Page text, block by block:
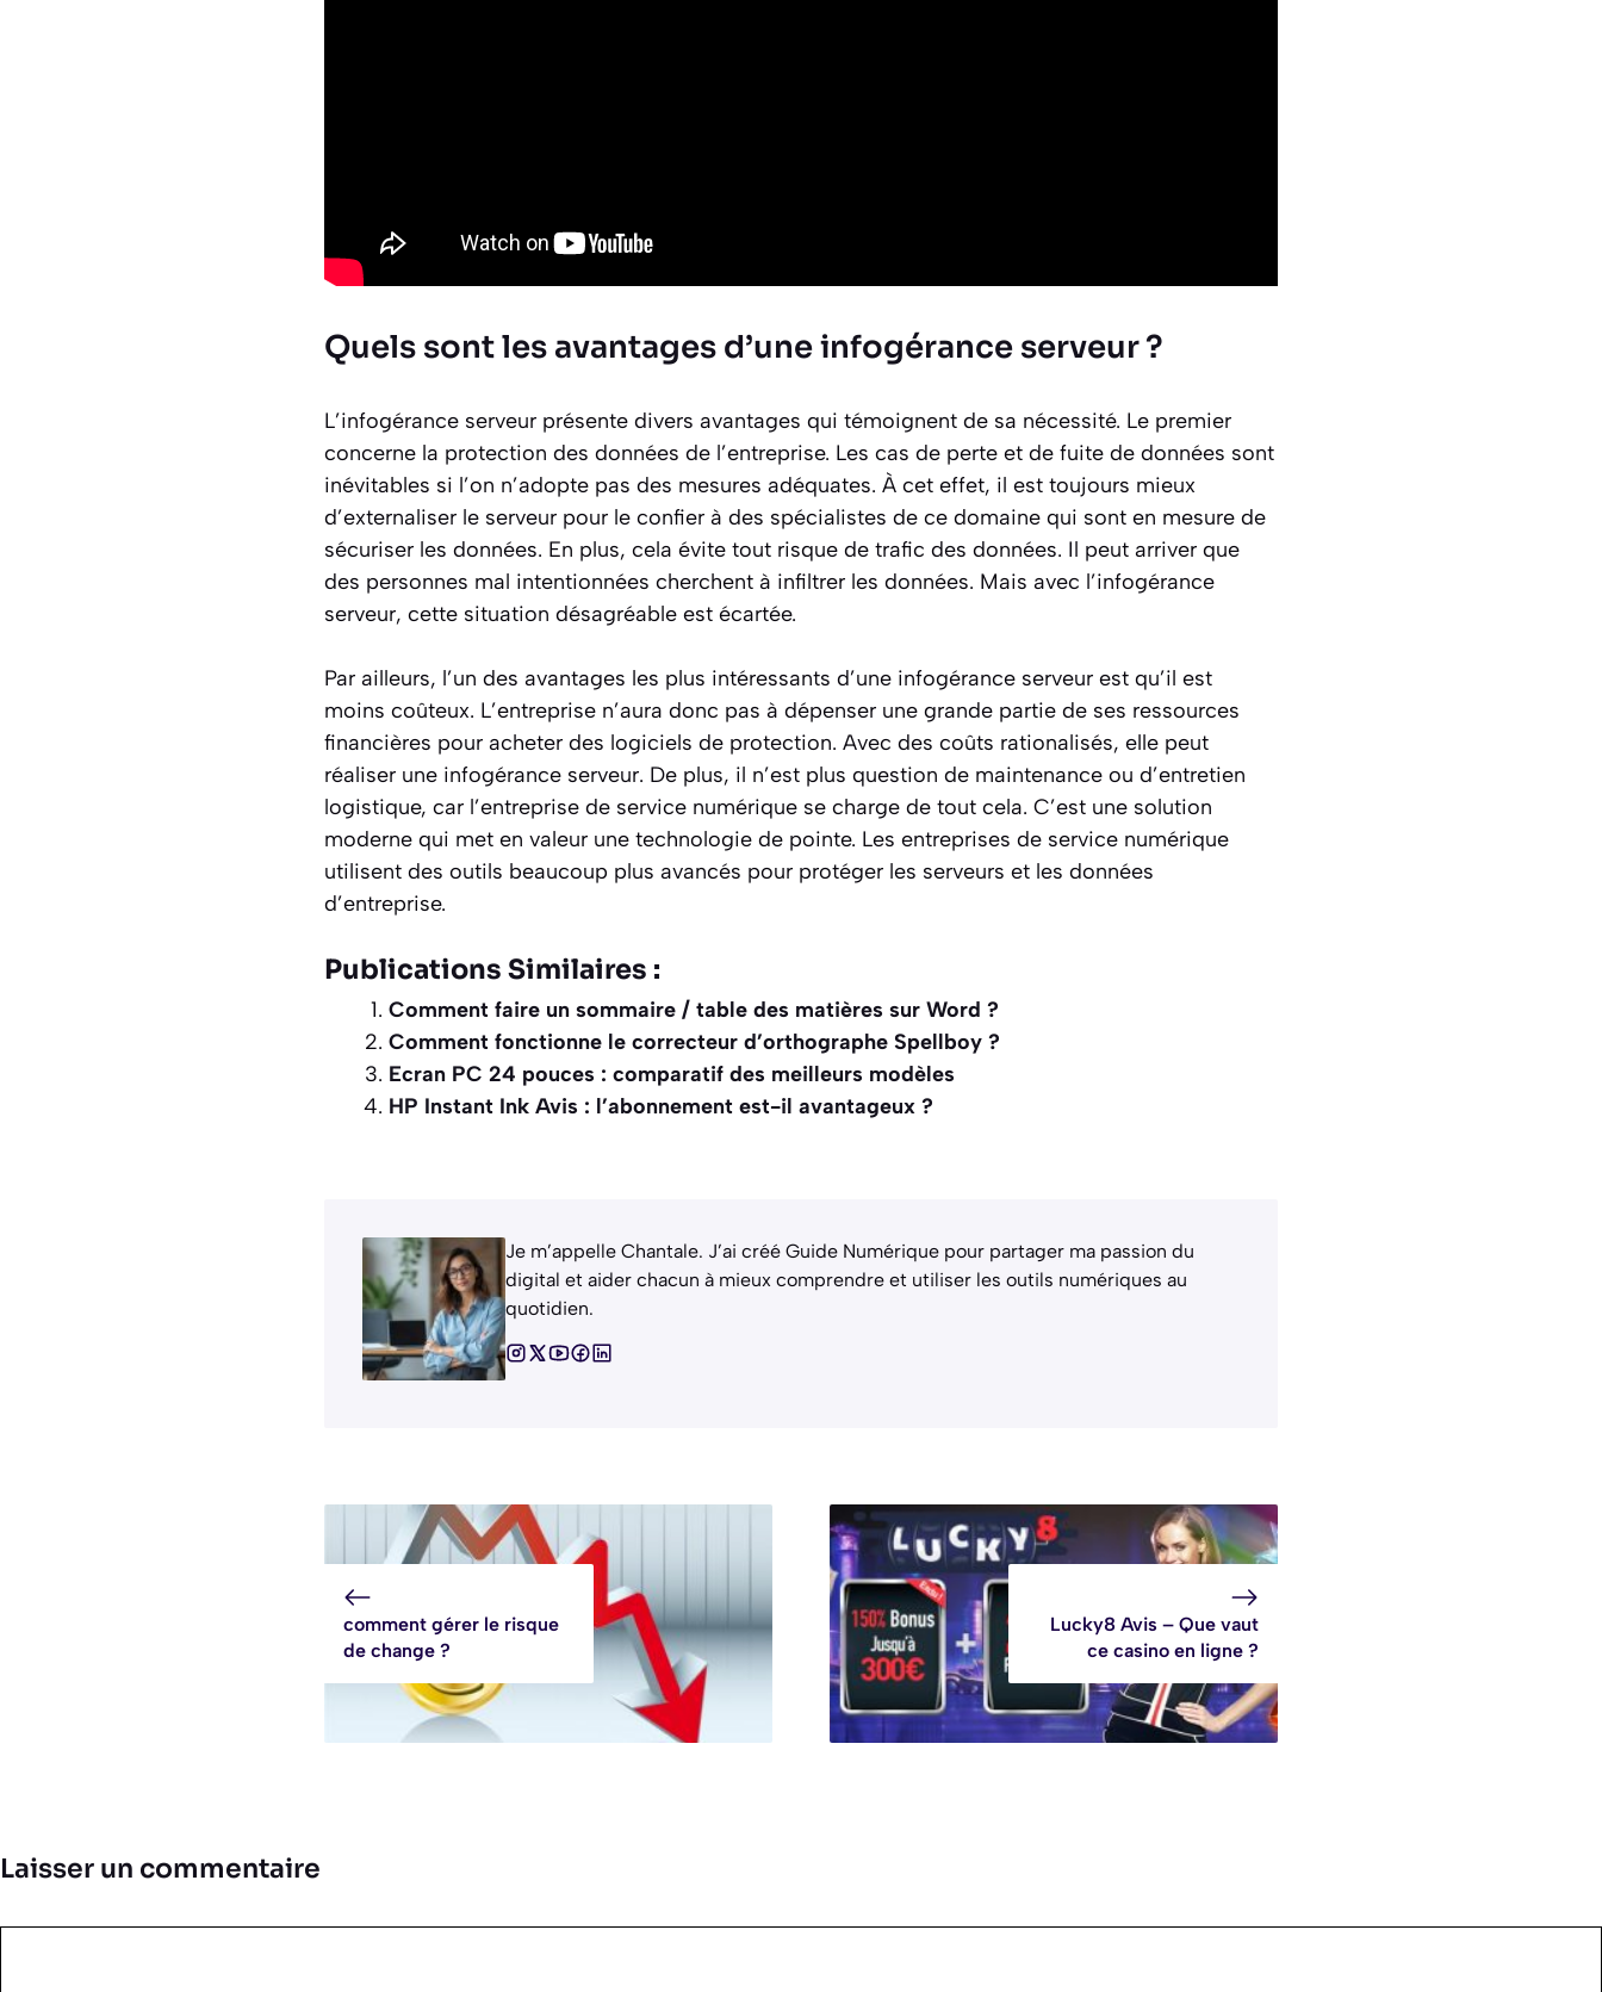
Quels sont les avantages d’une infogérance serveur ?
L’infogérance serveur présente divers avantages qui témoignent de sa nécessité. Le premier
concerne la protection des données de l’entreprise. Les cas de perte et de fuite de données sont
inévitables si l’on n’adopte pas des mesures adéquates. À cet effet, il est toujours mieux
d’externaliser le serveur pour le confier à des spécialistes de ce domaine qui sont en mesure de
sécuriser les données. En plus, cela évite tout risque de trafic des données. Il peut arriver que
des personnes mal intentionnées cherchent à infiltrer les données. Mais avec l’infogérance
serveur, cette situation désagréable est écartée.
Par ailleurs, l’un des avantages les plus intéressants d’une infogérance serveur est qu’il est
moins coûteux. L’entreprise n’aura donc pas à dépenser une grande partie de ses ressources
financières pour acheter des logiciels de protection. Avec des coûts rationalisés, elle peut
réaliser une infogérance serveur. De plus, il n’est plus question de maintenance ou d’entretien
logistique, car l’entreprise de service numérique se charge de tout cela. C’est une solution
moderne qui met en valeur une technologie de pointe. Les entreprises de service numérique
utilisent des outils beaucoup plus avancés pour protéger les serveurs et les données
d’entreprise.
Publications Similaires :
Comment faire un sommaire / table des matières sur Word ?
Comment fonctionne le correcteur d’orthographe Spellboy ?
Ecran PC 24 pouces : comparatif des meilleurs modèles
HP Instant Ink Avis : l’abonnement est-il avantageux ?
Je m’appelle Chantale. J’ai créé Guide Numérique pour partager ma passion du
digital et aider chacun à mieux comprendre et utiliser les outils numériques au
quotidien.
comment gérer le risque
de change ?
Lucky8 Avis – Que vaut
ce casino en ligne ?
Laisser un commentaire